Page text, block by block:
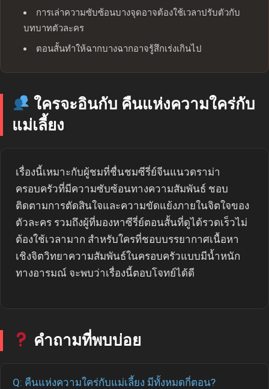
การเล่าความซับซ้อนบางจุดอาจต้องใช้เวลาปรับตัวกับ
บทบาทตัวละคร
ตอนสั้นทำให้ฉากบางฉากอาจรู้สึกเร่งเกินไป
ใครจะอินกับ คืนแห่งความใคร่กับ
แม่เลี้ยง
เรื่องนี้เหมาะกับผู้ชมที่ชื่นชมซีรี่ย์จีนแนวดราม่า
ครอบครัวที่มีความซับซ้อนทางความสัมพันธ์ ชอบ
ติดตามการตัดสินใจและความขัดแย้งภายในจิตใจของ
ตัวละคร รวมถึงผู้ที่มองหาซีรี่ย์ตอนสั้นที่ดูได้รวดเร็วไม่
ต้องใช้เวลามาก สำหรับใครที่ชอบบรรยากาศเนื้อหา
เชิงจิตวิทยาความสัมพันธ์ในครอบครัวแบบมีน้ำหนัก
ทางอารมณ์ จะพบว่าเรื่องนี้ตอบโจทย์ได้ดี
คำถามที่พบบ่อย
Q: คืนแห่งความใคร่กับแม่เลี้ยง มีทั้งหมดกี่ตอน?